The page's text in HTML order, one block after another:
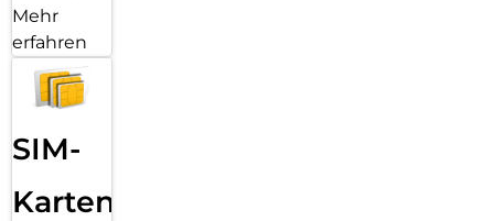
Mehr
erfahren
SIM-
Karten